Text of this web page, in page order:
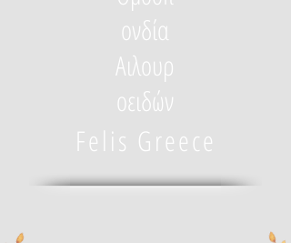
ονδία
Αιλουρ
οειδών
Felis Greece